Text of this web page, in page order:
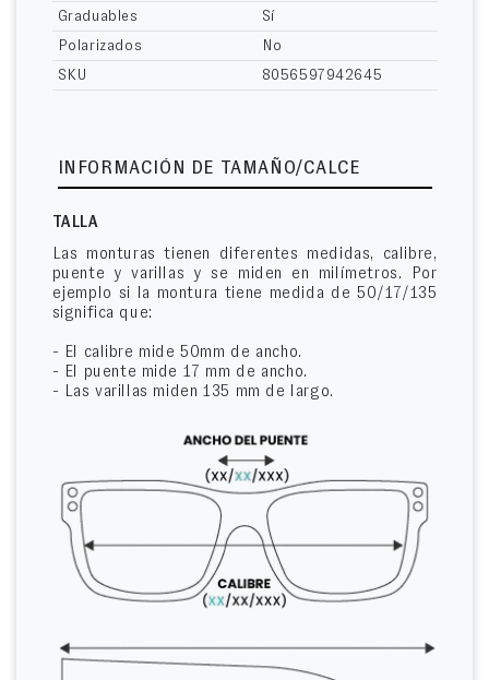
Graduables
Sí
Polarizados
No
SKU
8056597942645
INFORMACIÓN DE TAMAÑO/CALCE
TALLA
Las monturas tienen diferentes medidas, calibre,
puente y varillas y se miden en milímetros. Por
ejemplo si la montura tiene medida de 50/17/135
significa que:
- El calibre mide 50mm de ancho.
- El puente mide 17 mm de ancho.
- Las varillas miden 135 mm de largo.